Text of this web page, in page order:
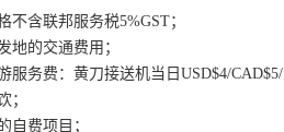
不含联邦服务税5%GST；
地的交通费用；
服务费：黄刀接送机当日USD$4/
；
自费项目；